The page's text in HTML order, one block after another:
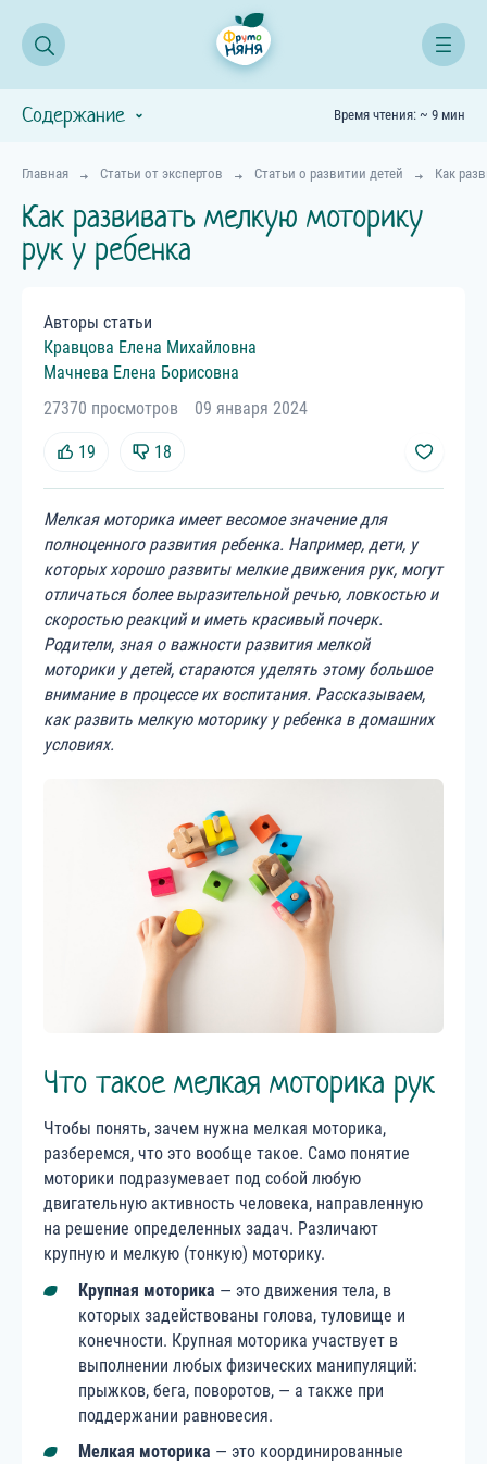
Главная Статьи от экспертов Статьи о развитии детей Как
Как развивать мелкую моторику
рук у ребенка
Авторы статьи
Кравцова Елена Михайловна
Мачнева Елена Борисовна
27370 просмотров
09 января 2024
19 18
Мелкая моторика имеет весомое значение для
полноценного развития ребенка. Например, дети, у
которых хорошо развиты мелкие движения рук, могут
отличаться более выразительной речью, ловкостью и
скоростью реакций и иметь красивый почерк.
Родители, зная о важности развития мелкой
моторики у детей, стараются уделять этому большое
внимание в процессе их воспитания. Рассказываем,
как развить мелкую моторику у ребенка в домашних
условиях.
Что такое мелкая моторика рук
Чтобы понять, зачем нужна мелкая моторика,
разберемся, что это вообще такое. Само понятие
моторики подразумевает под собой любую
двигательную активность человека, направленную
на решение определенных задач. Различают
крупную и мелкую (тонкую) моторику.
Крупная моторика — это движения тела, в
которых задействованы голова, туловище и
конечности. Крупная моторика участвует в
выполнении любых физических манипуляций:
прыжков, бега, поворотов, — а также при
поддержании равновесия.
Мелкая моторика — это координированные
Содержание Время чтения: ~ 9 мин